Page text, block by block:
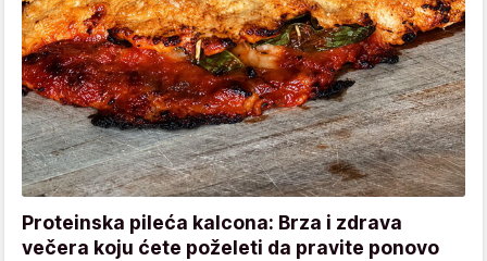
Proteinska pileća kalcona: Brza i zdrava
večera koju ćete poželeti da pravite ponovo